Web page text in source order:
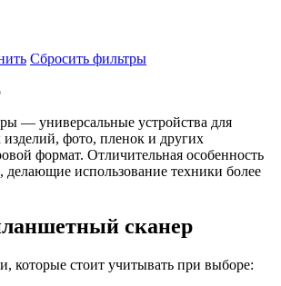
Сбросить фильтры
— универсальные устройства для
изделий, фото, пленок и других
формат. Отличительная особенность
использование техники более
сканер
которые стоит учитывать при выборе: